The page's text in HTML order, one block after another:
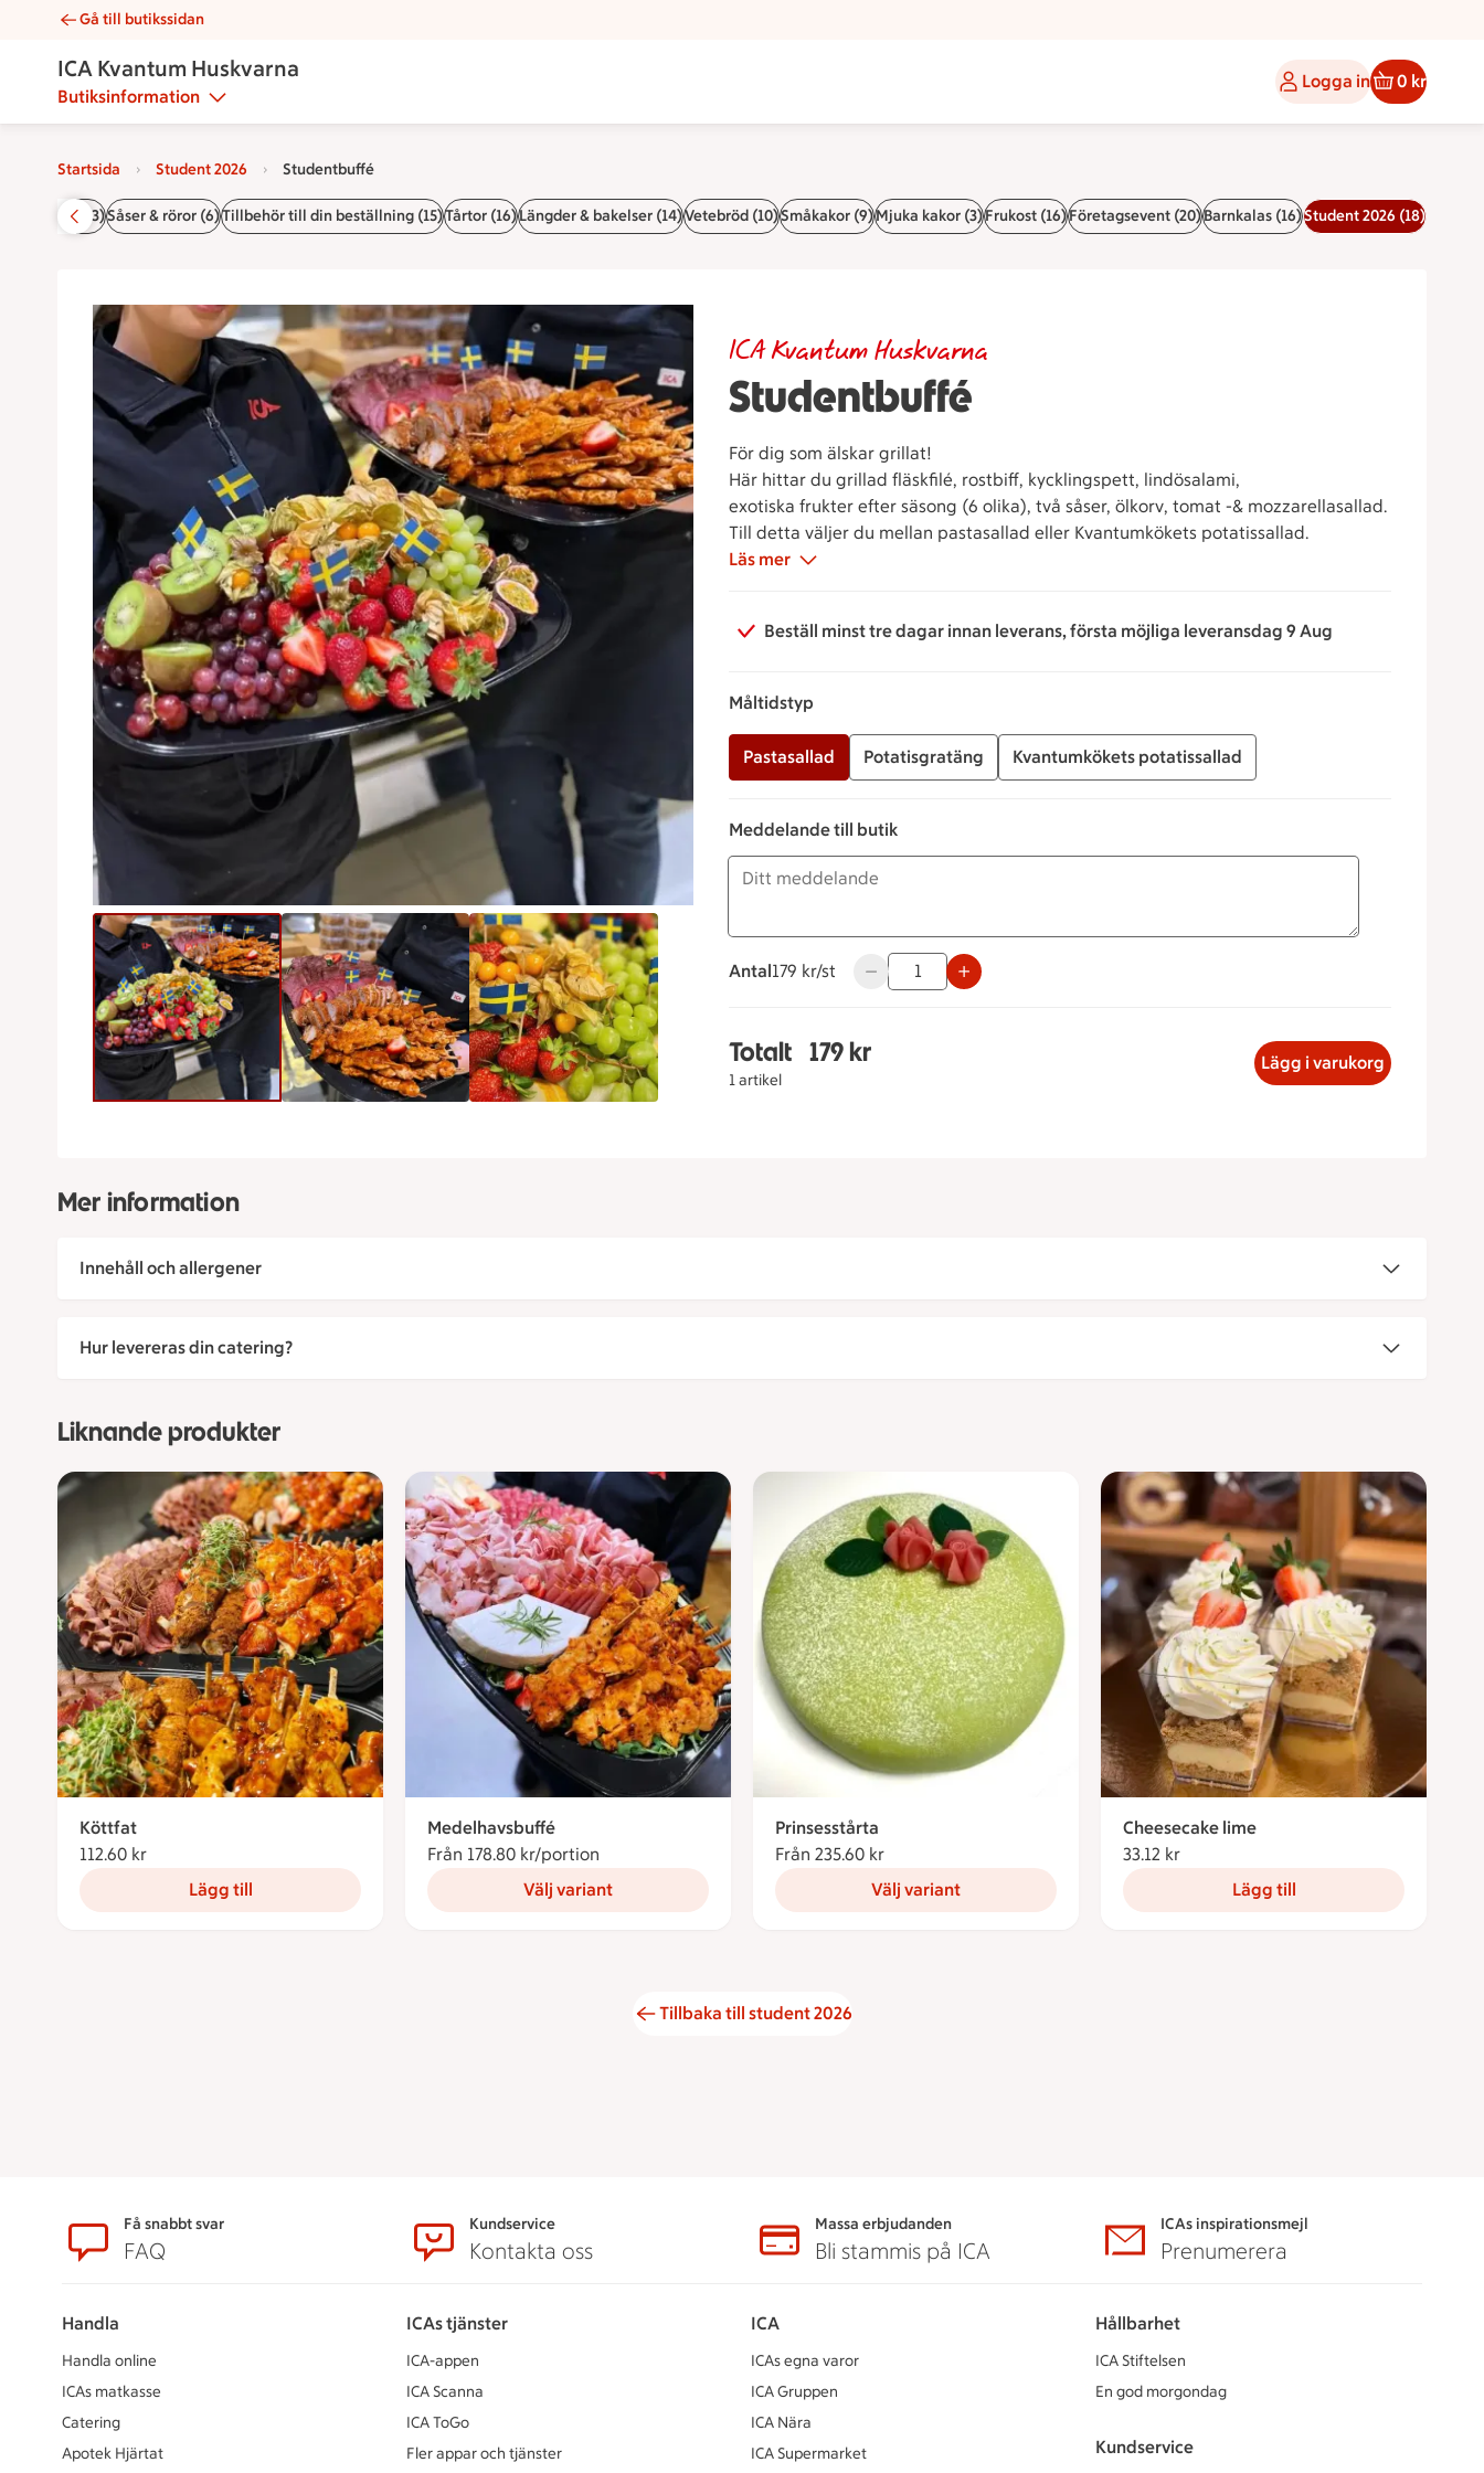
Studentbuffé | Catering ICA Kvantum Huskvarna
Gå till butikssidan
ICA Kvantum Huskvarna
Butiksinformation
Logga in 0 kr
Startsida Student 2026 Studentbuffé
Desserter (13)Såser & röror (6)Tillbehör till din beställning (15)Tårtor (16)Längder & bakelser (14)Vetebröd (10)Småkakor (9)Mjuka kakor (3)Frukost (16)Företagsevent (20)Barnkalas (16)Student 2026 (18)
Studentbuffé
ICA Kvantum Huskvarna
För dig som älskar grillat!
Här hittar du grillad fläskfilé, rostbiff, kycklingspett, lindösalami,
exotiska frukter efter säsong (6 olika), två såser, ölkorv, tomat -& mozzarellasallad.
Till detta väljer du mellan pastasallad eller Kvantumkökets potatissallad.
Läs mer
Beställ minst tre dagar innan leverans, första möjliga leveransdag 9 Aug
Måltidstyp
Pastasallad Potatisgratäng Kvantumkökets potatissallad
Meddelande till butik
Antal
179 kronor styck
179 kr/st Använd knapparna för att minska eller öka värdet, eller ange ett värde
Totalt
1 artikel
Totalt 1 stycken Studentbuffé Måltidstyp Pastasallad, 179 kronor
179 kr Lägg i varukorg
Mer information
Innehåll och allergener
Hur levereras din catering?
Liknande produkter
Köttfat
112.60 kr
Lägg till
Medelhavsbuffé
Från 178.80 kr/portion Från 178.80 kronor per portion
Välj variant
Prinsesstårta
Från 235.60 kr
Välj variant
Cheesecake lime
33.12 kr
Lägg till
Tillbaka till student 2026
SidfotFå snabbt svar
FAQ
Kundservice
Kontakta oss
Massa erbjudanden
Bli stammis på ICA
ICAs inspirationsmejl
Prenumerera
Handla
Handla online
ICAs matkasse
Catering
Apotek Hjärtat
ICAs tjänster
ICA-appen
ICA Scanna
ICA ToGo
Fler appar och tjänster
ICA
ICAs egna varor
ICA Gruppen
ICA Nära
ICA Supermarket
Hållbarhet
ICA Stiftelsen
En god morgondag
Kundservice